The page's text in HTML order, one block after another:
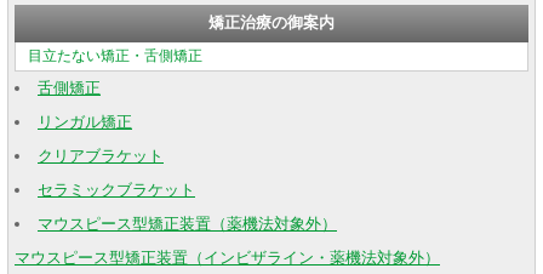
矯正治療の御案内
目立たない矯正・舌側矯正
舌側矯正
リンガル矯正
クリアブラケット
セラミックブラケット
マウスピース型矯正装置（薬機法対象外）
マウスピース型矯正装置（インビザライン・薬機法対象外）